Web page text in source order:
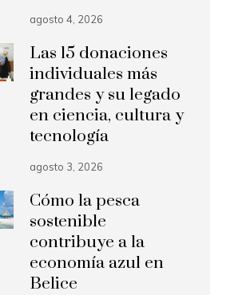
agosto 4, 2026
Las 15 donaciones
individuales más
grandes y su legado
en ciencia, cultura y
tecnología
agosto 3, 2026
Cómo la pesca
sostenible
contribuye a la
economía azul en
Belice